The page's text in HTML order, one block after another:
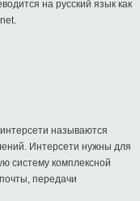
на русский язык как
называются
Интерсети нужны для
систему комплексной
передачи